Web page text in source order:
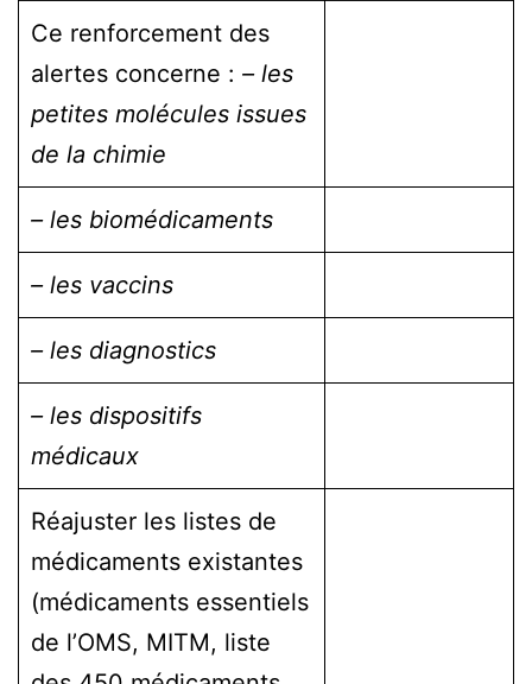
Ce renforcement des
alertes concerne : – les
petites molécules issues
de la chimie
– les biomédicaments
– les vaccins
– les diagnostics
– les dispositifs
médicaux
Réajuster les listes de
médicaments existantes
(médicaments essentiels
de l’OMS, MITM, liste